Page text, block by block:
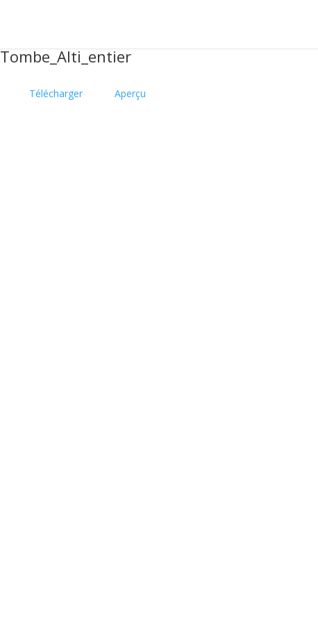
Tombe_Alti_entier
Télécharger Aperçu